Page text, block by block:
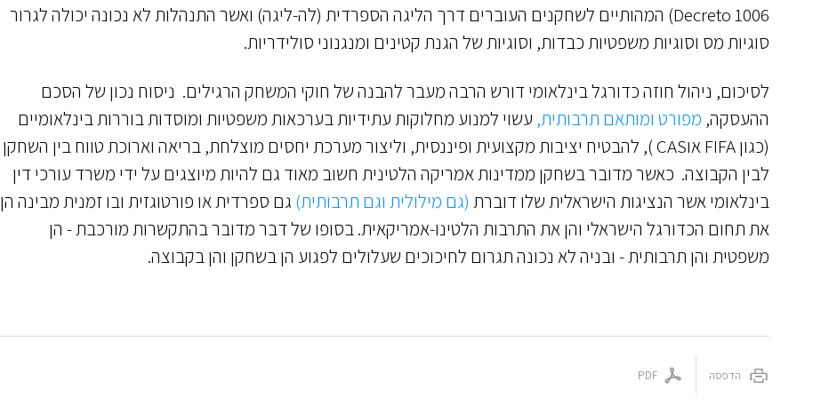
Decreto 1006) המהותיים לשחקנים העוברים דרך הליגה הספרדית (לה-ליגה) ואשר התנהלות לא נכונה יכולה לגרור
סוגיות מס וסוגיות משפטיות כבדות, וסוגיות של הגנת קטינים ומנגנוני סולידריות.
לסיכום, ניהול חוזה כדורגל בינלאומי דורש הרבה מעבר להבנה של חוקי המשחק הרגילים. ניסוח נכון של הסכם
ההעסקה, מפורט ומותאם תרבותית, עשוי למנוע מחלוקות עתידיות בערכאות משפטיות ומוסדות בוררות בינלאומיים
(כגון FIFA אוCAS ), להבטיח יציבות מקצועית ופיננסית, וליצור מערכת יחסים מוצלחת, בריאה וארוכת טווח בין השחקן
לבין הקבוצה. כאשר מדובר בשחקן ממדינות אמריקה הלטינית חשוב מאוד גם להיות מיוצגים על ידי משרד עורכי דין
בינלאומי אשר הנציגות הישראלית שלו דוברת (גם מילולית וגם תרבותית) גם ספרדית או פורטוגזית ובו זמנית מבינה הן
את תחום הכדורגל הישראלי והן את התרבות הלטינו-אמריקאית. בסופו של דבר מדובר בהתקשרות מורכבת - הן
משפטית והן תרבותית - ובניה לא נכונה תגרום לחיכוכים שעלולים לפגוע הן בשחקן והן בקבוצה.
הדפסה PDF